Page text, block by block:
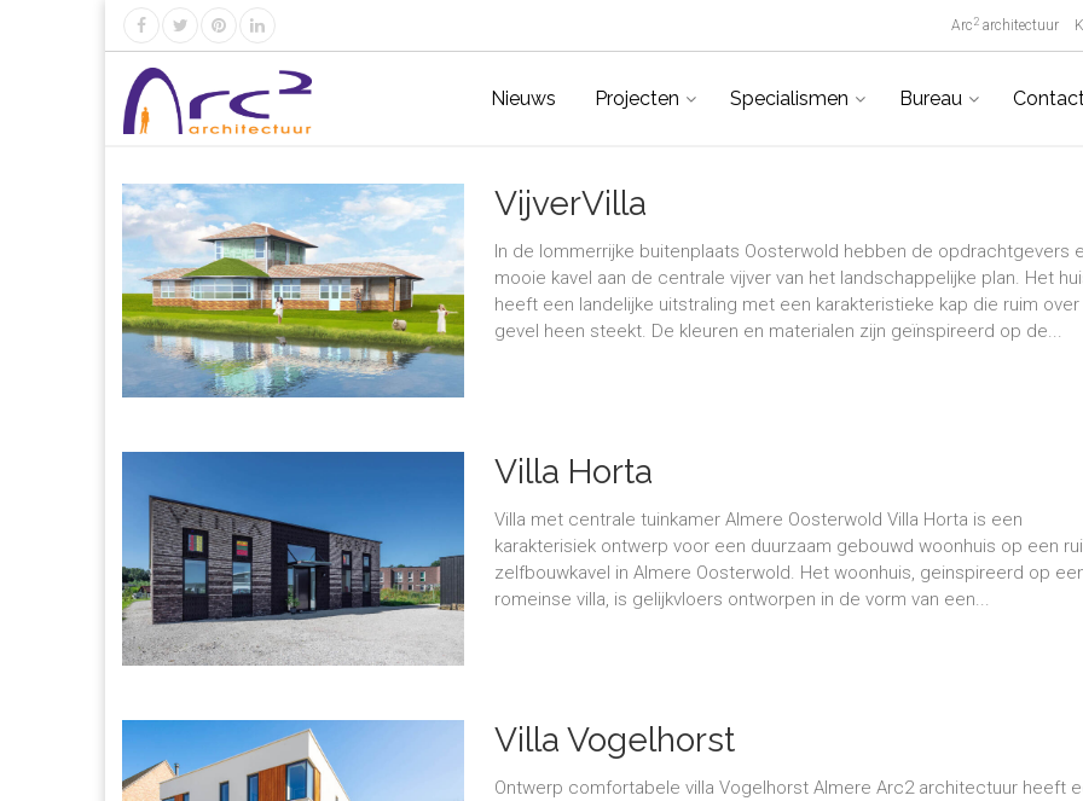
Arc 2 architectuur
Nieuws Projecten Specialismen Bureau
VijverVilla
In de lommerrijke buitenplaats Oosterwold hebben de opdrachtgevers
mooie kavel aan de centrale vijver van het landschappelijke plan. Het
heeft een landelijke uitstraling met een karakteristieke kap die ruim over
gevel heen steekt. De kleuren en materialen zijn geïnspireerd op de...
Villa Horta
Villa met centrale tuinkamer Almere Oosterwold Villa Horta is een
karakterisiek ontwerp voor een duurzaam gebouwd woonhuis op een
zelfbouwkavel in Almere Oosterwold. Het woonhuis, geinspireerd op
romeinse villa, is gelijkvloers ontworpen in de vorm van een...
Villa Vogelhorst
Ontwerp comfortabele villa Vogelhorst Almere Arc2 architectuur heeft